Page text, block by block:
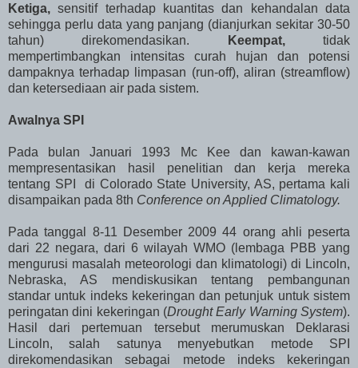
Ketiga,sensitif terhadap kuantitas dan kehandalan data
sehingga perlu data yang panjang (dianjurkan sekitar 30-50
tahun) direkomendasikan.
Keempat,tidak
mempertimbangkan intensitas curah hujan dan potensi
dampaknya terhadap limpasan (run-off), aliran (streamflow)
dan ketersediaan air pada sistem.
Awalnya SPI
Pada bulan Januari 1993 Mc Kee dan kawan-kawan
mempresentasikan hasil penelitian dan kerja mereka
tentang SPI di Colorado State University, AS, pertama kali
disampaikan pada 8th Conference on Applied Climatology.
Pada tanggal 8-11 Desember 2009 44 orang ahli peserta
dari 22 negara, dari 6 wilayah WMO (lembaga PBB yang
mengurusi masalah meteorologi dan klimatologi) di Lincoln,
Nebraska, AS mendiskusikan tentang pembangunan
standar untuk indeks kekeringan dan petunjuk untuk sistem
peringatan dini kekeringan (Drought Early Warning System).
Hasil dari pertemuan tersebut merumuskan Deklarasi
Lincoln, salah satunya menyebutkan metode SPI
direkomendasikan sebagai metode indeks kekeringan